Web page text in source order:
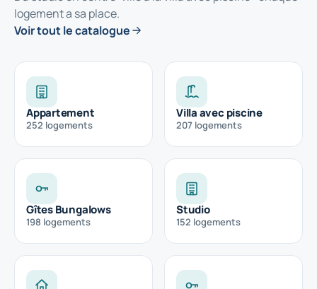
logement a sa place.
Voir tout le catalogue
Appartement
252 logements
Villa avec piscine
207 logements
Gîtes Bungalows
198 logements
Studio
152 logements